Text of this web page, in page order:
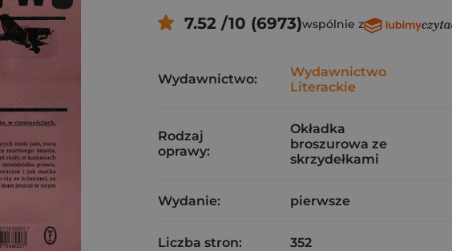
7.52 /10 (6973)wspólnie z
Wydawnictwo:
Wydawnictwo
Literackie
Rodzaj
oprawy:
Okładka
broszurowa ze
skrzydełkami
Wydanie: pierwsze
Liczba stron: 352